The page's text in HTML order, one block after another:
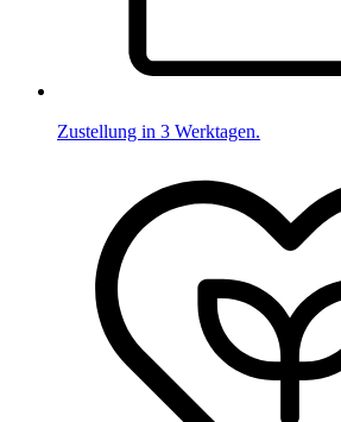
Zustellung in 3 Werktagen.